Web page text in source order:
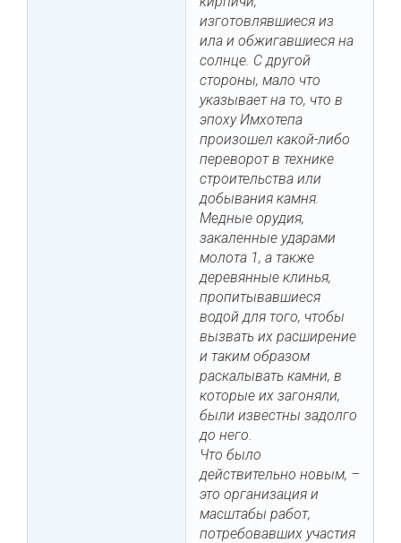
изготовлявшиеся из
ила и обжигавшиеся на
солнце. С другой
стороны, мало что
указывает на то, что в
эпоху Имхотепа
произошел какой-либо
переворот в технике
строительства или
добывания камня.
Медные орудия,
закаленные ударами
молота 1, а также
деревянные клинья,
пропитывавшиеся
водой для того, чтобы
вызвать их расширение
и таким образом
раскалывать камни, в
которые их загоняли,
были известны задолго
до него.
Что было
действительно новым, –
это организация и
масштабы работ,
потребовавших участия